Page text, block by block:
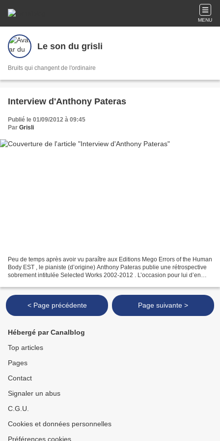
MENU
Le son du grisli
Bruits qui changent de l'ordinaire
Interview d'Anthony Pateras
Publié le 01/09/2012 à 09:45
Par Grisli
Peu de temps après avoir vu paraître aux Editions Mego Errors of the Human
Body EST , le pianiste (d’origine) Anthony Pateras publie une rétrospective
sobrement intitulée Selected Works 2002-2012 . L’occasion pour lui d’en
< Page précédente Page suivante >
Hébergé par Canalblog
Top articles
Pages
Contact
Signaler un abus
C.G.U.
Cookies et données personnelles
Préférences cookies